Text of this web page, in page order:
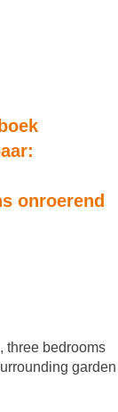
onroerend
three bedrooms
garden